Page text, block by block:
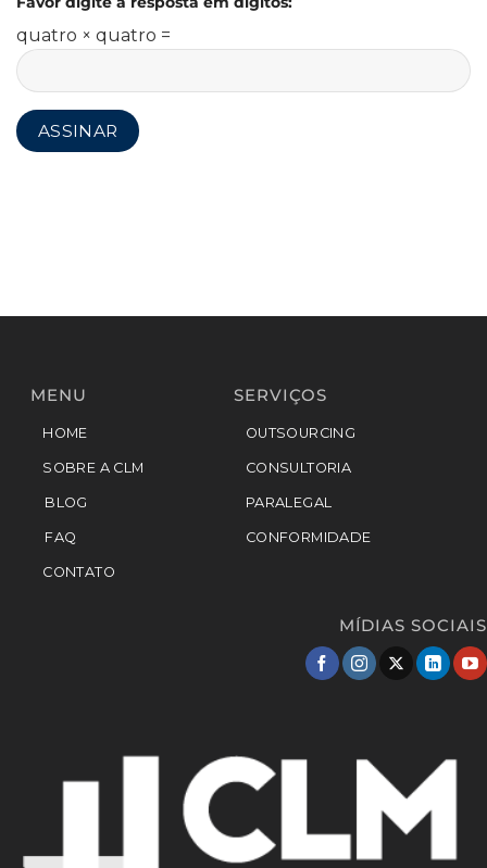
quatro × quatro =
MENU
HOME
SOBRE A CLM
BLOG
FAQ
CONTATO
SERVIÇOS
OUTSOURCING
CONSULTORIA
PARALEGAL
CONFORMIDADE
MÍDIAS SOCIAIS